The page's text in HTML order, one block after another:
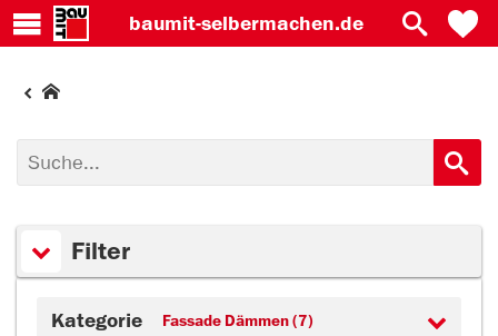
baumit-selbermachen.de
Filter
Kategorie Fassade Dämmen (7)